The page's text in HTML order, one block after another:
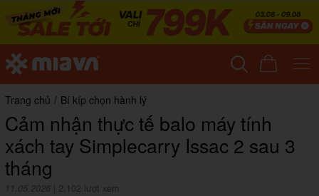
Trang chủ / Bí kíp chọn hành lý
Cảm nhận thực tế balo máy tính
xách tay Simplecarry Issac 2 sau 3
tháng
11.05.2026 2,102 lượt xem